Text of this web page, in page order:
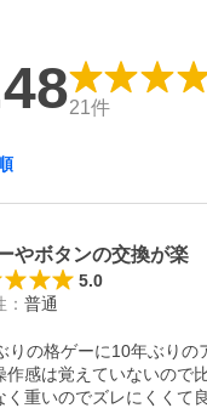
21件
やボタンの交換が楽
5.0
： 普通
りの格ゲーに10年ぶり
作感は覚えていないので
く重いのでズレにくくて